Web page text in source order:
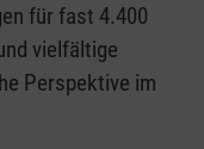
für fast 4.400
vielfältige
Perspektive im